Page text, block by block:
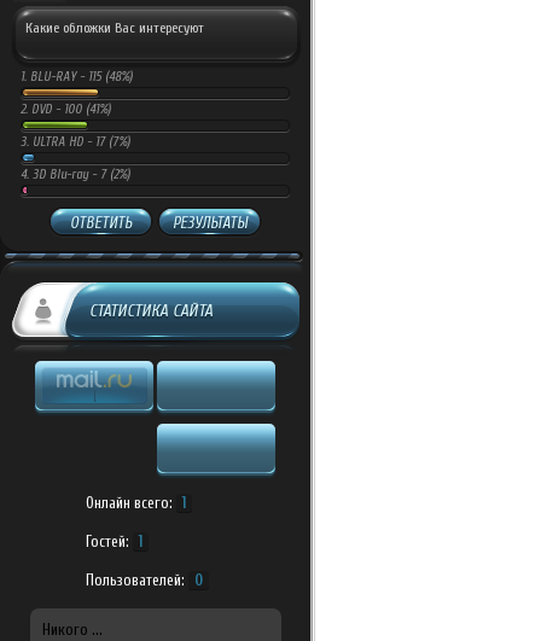
Какие обложки Вас интересуют
1. BLU-RAY - 115 (48%)
2. DVD - 100 (41%)
3. ULTRA HD - 17 (7%)
4. 3D Blu-ray - 7 (2%)
ОТВЕТИТЬ РЕЗУЛЬТАТЫ
СТАТИСТИКА САЙТА
Онлайн всего: 1
Гостей: 1
Пользователей: 0
Никого ...